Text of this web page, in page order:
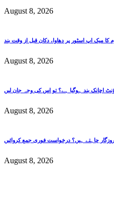
August 8, 2026
میک اپ اسٹور پر دھاوا، دکان قبل از وقت بند
August 8, 2026
اچانک بند ہوگیا ہے؟ تو اس کی وجہ جان لیں
August 8, 2026
چاہتے ہیں؟ درخواست فوری جمع کروائیں
August 8, 2026